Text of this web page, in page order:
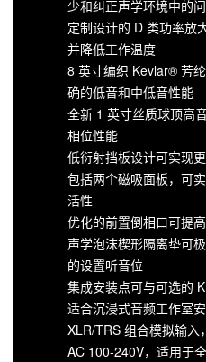
少和纠正声学环境中的
定制设计的 D 类功率放
并降低工作温度
8 英寸编织 Kevlar® 芳
确的低音和中低音性能
全新 1 英寸丝质球顶高
相位性能
低衍射挡板设计可实现
包括两个磁吸面板，可
活性
优化的前置倒相口可提
声学泡沫楔形隔离垫可
的设置听音位
集成安装点可与可选的
适合沉浸式音频工作室
XLR/TRS 组合模拟输入
AC 100-240V，适用于